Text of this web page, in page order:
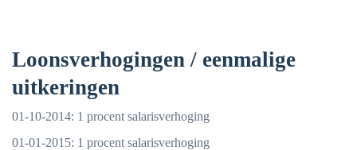
Loonsverhogingen / eenmalige
uitkeringen
01-10-2014: 1 procent salarisverhoging
01-01-2015: 1 procent salarisverhoging